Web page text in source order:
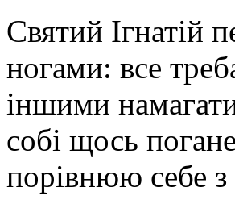
Святий Ігнатій
ногами: все
іншими
собі щось
порівнюю себе